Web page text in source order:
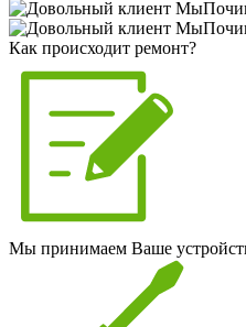
Как происходит ремонт?
Мы принимаем Ваше